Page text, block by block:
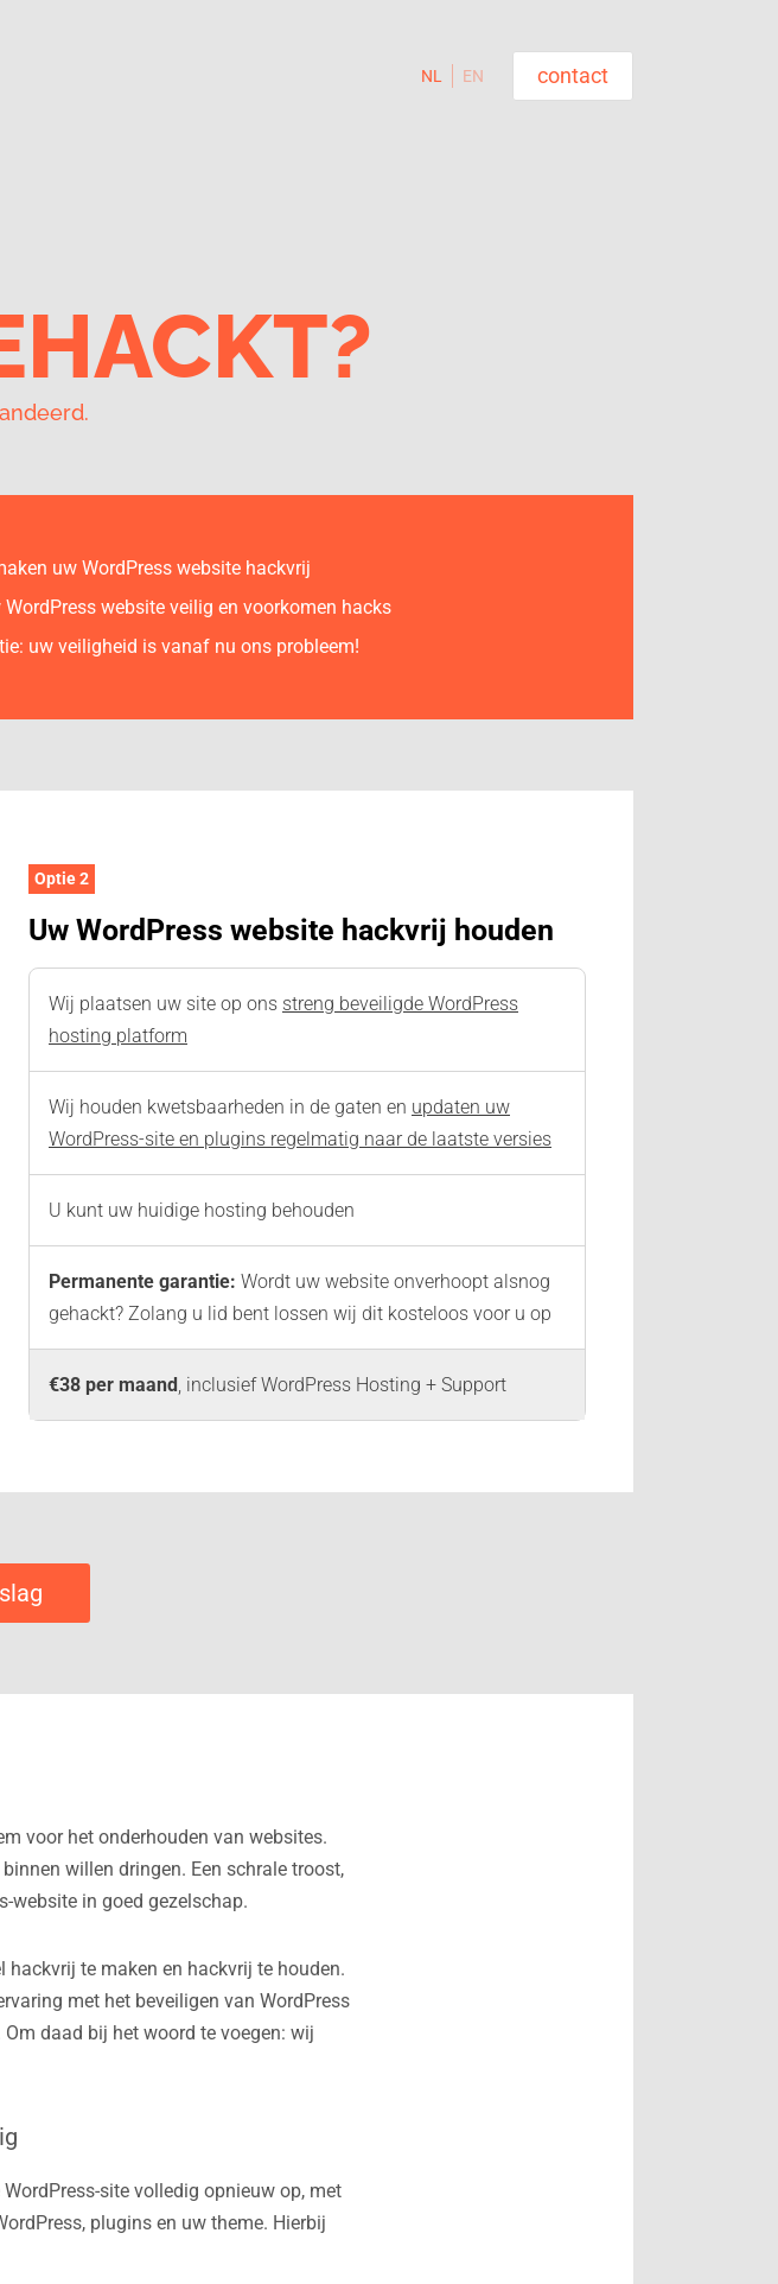
NL EN contact
uw WordPress website hackvrij
website veilig en voorkomen hacks
uw veiligheid is vanaf nu ons probleem!
Optie 2
Uw WordPress website hackvrij houden
Wij plaatsen uw site op ons streng beveiligde WordPress
hosting platform
Wij houden kwetsbaarheden in de gaten en updaten uw
WordPress-site en plugins regelmatig naar de laatste versies
U kunt uw huidige hosting behouden
Permanente garantie: Wordt uw website onverhoopt alsnog
gehackt? Zolang u lid bent lossen wij dit kosteloos voor u op
€38 per maand , inclusief WordPress Hosting + Support
voor het onderhouden van websites.
willen dringen. Een schrale troost,
website in goed gezelschap.
hackvrij te maken en hackvrij te houden.
met het beveiligen van WordPress
daad bij het woord te voegen: wij
site volledig opnieuw op, met
plugins en uw theme. Hierbij